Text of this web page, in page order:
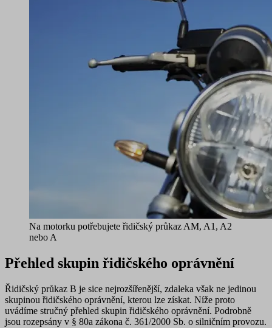
Na motorku potřebujete řidičský průkaz AM, A1, A2
nebo A
Přehled skupin řidičského oprávnění
Řidičský průkaz B je sice nejrozšířenější, zdaleka však ne jedinou
skupinou řidičského oprávnění, kterou lze získat. Níže proto
uvádíme stručný přehled skupin řidičského oprávnění. Podrobně
jsou rozepsány v § 80a zákona č. 361/2000 Sb. o silničním provozu.